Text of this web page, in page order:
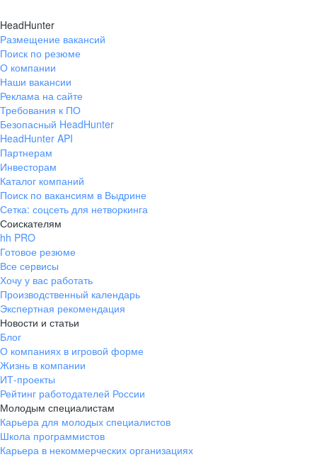
HeadHunter
Размещение вакансий
Поиск по резюме
О компании
Наши вакансии
Реклама на сайте
Требования к ПО
Безопасный HeadHunter
HeadHunter API
Партнерам
Инвесторам
Каталог компаний
Поиск по вакансиям в Выдрине
Сетка: соцсеть для нетворкинга
Соискателям
hh PRO
Готовое резюме
Все сервисы
Хочу у вас работать
Производственный календарь
Экспертная рекомендация
Новости и статьи
Блог
О компаниях в игровой форме
Жизнь в компании
ИТ-проекты
Рейтинг работодателей России
Молодым специалистам
Карьера для молодых специалистов
Школа программистов
Карьера в некоммерческих организациях